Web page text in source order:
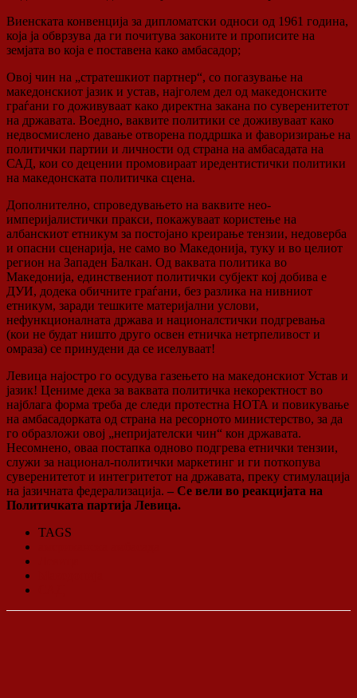
Виенската конвенција за дипломатски односи од 1961 година,
која ја обврзува да ги почитува законите и прописите на
земјата во која е поставена како амбасадор;
Овој чин на „стратешкиот партнер“, со погазување на
македонскиот јазик и устав, најголем дел од македонските
граѓани го доживуваат како директна закана по суверенитетот
на државата. Воедно, ваквите политики се доживуваат како
недвосмислено давање отворена поддршка и фаворизирање на
политички партии и личности од страна на амбасадата на
САД, кои со децении промовираат иредентистички политики
на македонската политичка сцена.
Дополнително, спроведувањето на ваквите нео-
империјалистички пракси, покажуваат користење на
албанскиот етникум за постојано креирање тензии, недоверба
и опасни сценарија, не само во Македонија, туку и во целиот
регион на Западен Балкан. Од ваквата политика во
Македонија, единствениот политички субјект кој добива е
ДУИ, додека обичните граѓани, без разлика на нивниот
етникум, заради тешките материјални услови,
нефункционалната држава и националстички подгревања
(кои не будат ништо друго освен етничка нетрпеливост и
омраза) се принудени да се иселуваат!
Левица најостро го осудува газењето на македонскиот Устав и
јазик! Цениме дека за ваквата политичка некоректност во
најблага форма треба де следи протестна НОТА и повикување
на амбасадорката од страна на ресорното министерство, за да
го образложи овој „непријателски чин“ кон државата.
Несомнено, оваа постапка одново подгрева етнички тензии,
служи за национал-политички маркетинг и ги поткопува
суверенитетот и интегритетот на државата, преку стимулација
на јазичната федерализација. – Се вели во реакцијата на
Политичката партија Левица.
TAGS